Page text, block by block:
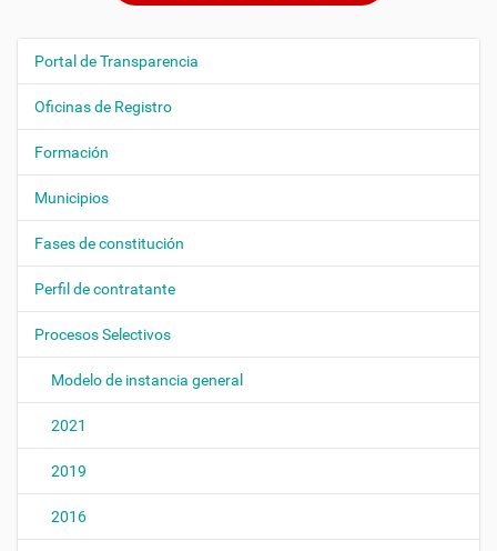
N
e
g
a
c
i
ó
n
Portal de Transparencia
Oficinas de Registro
Formación
Municipios
Fases de constitución
Perfil de contratante
Procesos Selectivos
Modelo de instancia general
2021
2019
2016